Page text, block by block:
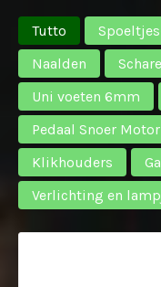
Tutto
Naalden
Uni voeten 6mm
Pedaal Snoer Motor
Klikhouders
Verlichting en